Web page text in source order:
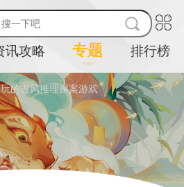
讯攻略 专题 排行榜
的古风推理探案游戏